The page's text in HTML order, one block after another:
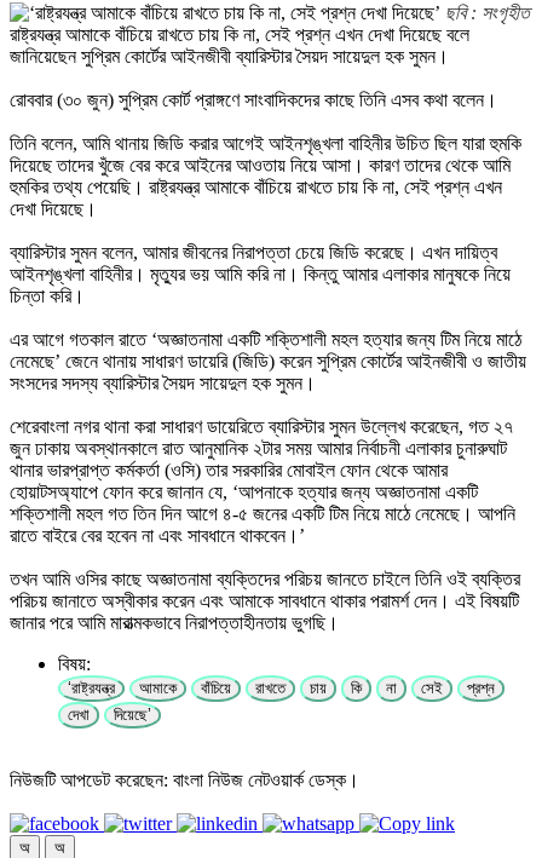
ছবি : সংগৃহীত
রাষ্ট্রযন্ত্র আমাকে বাঁচিয়ে রাখতে চায় কি না, সেই প্রশ্ন এখন দেখা দিয়েছে বলে
জানিয়েছেন সুপ্রিম কোর্টের আইনজীবী ব্যারিস্টার সৈয়দ সায়েদুল হক সুমন।
রোববার (৩০ জুন) সুপ্রিম কোর্ট প্রাঙ্গণে সাংবাদিকদের কাছে তিনি এসব কথা বলেন।
তিনি বলেন, আমি থানায় জিডি করার আগেই আইনশৃঙ্খলা বাহিনীর উচিত ছিল যারা হুমকি
দিয়েছে তাদের খুঁজে বের করে আইনের আওতায় নিয়ে আসা। কারণ তাদের থেকে আমি
হুমকির তথ্য পেয়েছি। রাষ্ট্রযন্ত্র আমাকে বাঁচিয়ে রাখতে চায় কি না, সেই প্রশ্ন এখন
দেখা দিয়েছে।
ব্যারিস্টার সুমন বলেন, আমার জীবনের নিরাপত্তা চেয়ে জিডি করেছে। এখন দায়িত্ব
আইনশৃঙ্খলা বাহিনীর। মৃত্যুর ভয় আমি করি না। কিন্তু আমার এলাকার মানুষকে নিয়ে
চিন্তা করি।
এর আগে গতকাল রাতে ‘অজ্ঞাতনামা একটি শক্তিশালী মহল হত্যার জন্য টিম নিয়ে মাঠে
নেমেছে’ জেনে থানায় সাধারণ ডায়েরি (জিডি) করেন সুপ্রিম কোর্টের আইনজীবী ও জাতীয়
সংসদের সদস্য ব্যারিস্টার সৈয়দ সায়েদুল হক সুমন।
শেরেবাংলা নগর থানা করা সাধারণ ডায়েরিতে ব্যারিস্টার সুমন উল্লেখ করেছেন, গত ২৭
জুন ঢাকায় অবস্থানকালে রাত আনুমানিক ২টার সময় আমার নির্বাচনী এলাকার চুনারুঘাট
থানার ভারপ্রাপ্ত কর্মকর্তা (ওসি) তার সরকারির মোবাইল ফোন থেকে আমার
হোয়াটসঅ্যাপে ফোন করে জানান যে, ‘আপনাকে হত্যার জন্য অজ্ঞাতনামা একটি
শক্তিশালী মহল গত তিন দিন আগে ৪-৫ জনের একটি টিম নিয়ে মাঠে নেমেছে। আপনি
রাতে বাইরে বের হবেন না এবং সাবধানে থাকবেন।’
তখন আমি ওসির কাছে অজ্ঞাতনামা ব্যক্তিদের পরিচয় জানতে চাইলে তিনি ওই ব্যক্তির
পরিচয় জানাতে অস্বীকার করেন এবং আমাকে সাবধানে থাকার পরামর্শ দেন। এই বিষয়টি
জানার পরে আমি মারাত্মকভাবে নিরাপত্তাহীনতায় ভুগছি।
বিষয়:
‘রাষ্ট্রযন্ত্র আমাকে বাঁচিয়ে রাখতে চায় কি না সেই
প্রশ্ন
দেখা
দিয়েছে’
নিউজটি আপডেট করেছেন: বাংলা নিউজ নেটওয়ার্ক ডেস্ক।
অ অ